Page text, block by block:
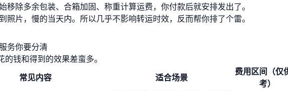
移除多余包装、合箱加固、称重计算运费，你付款后就安排发出了。
照片，慢的当天内。所以几乎不影响转运时效，反而帮你排了个雷。
务你要分清
钱和得到的效果差蛮多。
常见内容 适合场景
费用区间（仅
考）